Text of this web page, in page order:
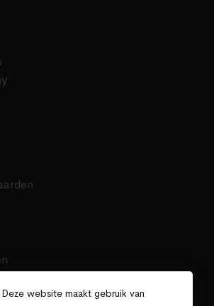
offerte
Deze website maakt gebruik van